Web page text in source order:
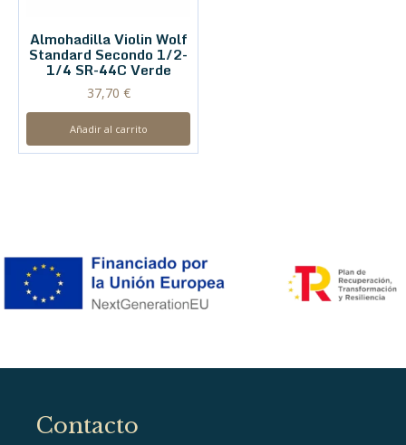
Almohadilla Violin Wolf
Standard Secondo 1/2-
1/4 SR-44C Verde
37,70 €
Añadir al carrito
Contacto